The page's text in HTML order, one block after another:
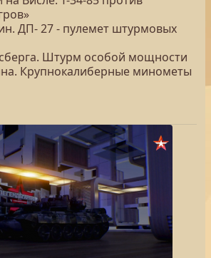
ДП- 27 - пулемет штурмовых
Штурм особой мощности
Крупнокалиберные минометы